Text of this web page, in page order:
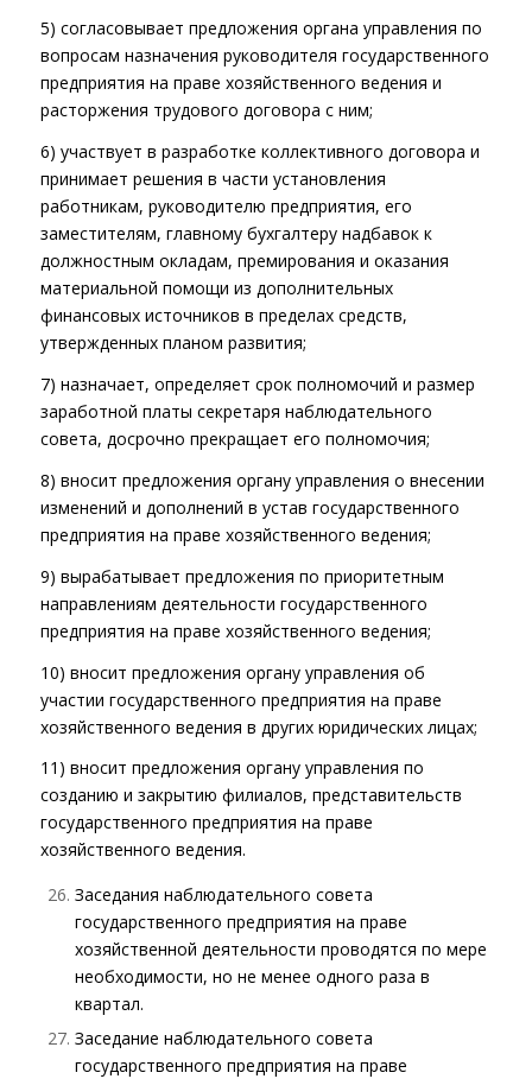
5) согласовывает предложения органа управления по
вопросам назначения руководителя государственного
предприятия на праве хозяйственного ведения и
расторжения трудового договора с ним;
6) участвует в разработке коллективного договора и
принимает решения в части установления
работникам, руководителю предприятия, его
заместителям, главному бухгалтеру надбавок к
должностным окладам, премирования и оказания
материальной помощи из дополнительных
финансовых источников в пределах средств,
утвержденных планом развития;
7) назначает, определяет срок полномочий и размер
заработной платы секретаря наблюдательного
совета, досрочно прекращает его полномочия;
8) вносит предложения органу управления о внесении
изменений и дополнений в устав государственного
предприятия на праве хозяйственного ведения;
9) вырабатывает предложения по приоритетным
направлениям деятельности государственного
предприятия на праве хозяйственного ведения;
10) вносит предложения органу управления об
участии государственного предприятия на праве
хозяйственного ведения в других юридических лицах;
11) вносит предложения органу управления по
созданию и закрытию филиалов, представительств
государственного предприятия на праве
хозяйственного ведения.
Заседания наблюдательного совета
государственного предприятия на праве
хозяйственной деятельности проводятся по мере
необходимости, но не менее одного раза в
квартал.
Заседание наблюдательного совета
государственного предприятия на праве